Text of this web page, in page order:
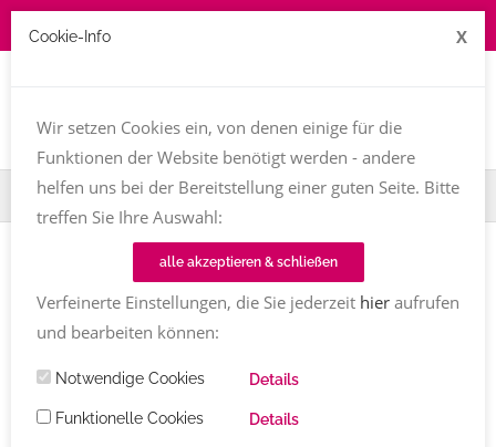
Home TT-Magazin Buchvorstellung
Bücher
Alle
Cookie-Info X
Wir setzen Cookies ein, von denen einige für die
Funktionen der Website benötigt werden - andere
helfen uns bei der Bereitstellung einer guten Seite. Bitte
treffen Sie Ihre Auswahl:
alle akzeptieren & schließen
Verfeinerte Einstellungen, die Sie jederzeit hieraufrufen
und bearbeiten können:
Notwendige Cookies Details
Funktionelle Cookies Details